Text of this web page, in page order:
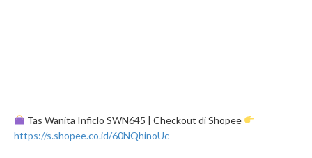
Tas Wanita Inficlo SWN645 | Checkout di Shopee
https://s.shopee.co.id/60NQhinoUc